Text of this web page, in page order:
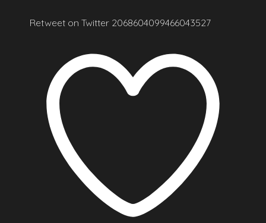
Retweet on Twitter 2068604099466043527